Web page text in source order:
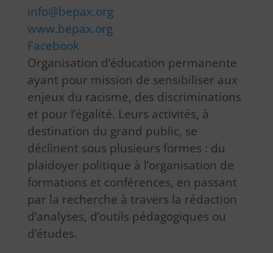
info@bepax.org
www.bepax.org
Facebook
Organisation d’éducation permanente
ayant pour mission de sensibiliser aux
enjeux du racisme, des discriminations
et pour l’égalité. Leurs activités, à
destination du grand public, se
déclinent sous plusieurs formes : du
plaidoyer politique à l’organisation de
formations et conférences, en passant
par la recherche à travers la rédaction
d’analyses, d’outils pédagogiques ou
d’études.